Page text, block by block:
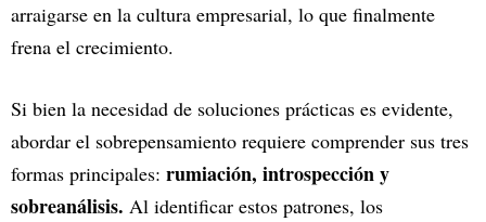
arraigarse en la cultura empresarial, lo que finalmente
frena el crecimiento.
Si bien la necesidad de soluciones prácticas es evidente,
abordar el sobrepensamiento requiere comprender sus tres
formas principales: rumiación, introspección y
sobreanálisis. Al identificar estos patrones, los